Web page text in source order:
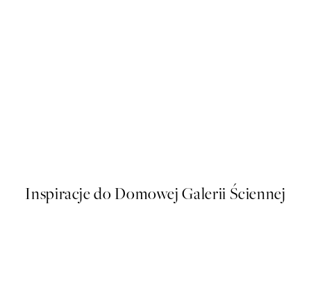
Inspiracje do Domowej Galerii Ściennej